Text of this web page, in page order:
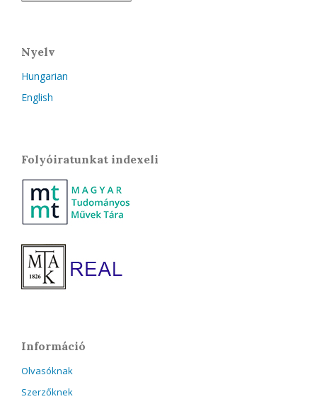
Nyelv
Hungarian
English
Folyóiratunkat indexeli
Információ
Olvasóknak
Szerzőknek